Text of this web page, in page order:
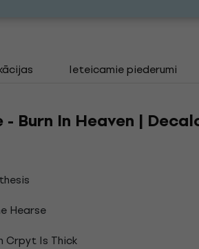
Ieteicamie piederumi
Burn In Heaven |
Hearse
Crpyt Is Thick